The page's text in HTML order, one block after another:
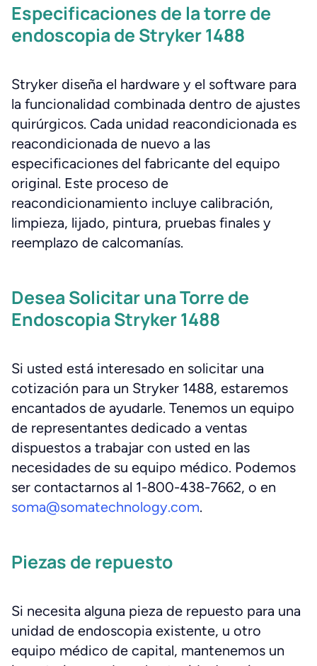
Especificaciones de la torre de
endoscopia de Stryker 1488
Stryker diseña el hardware y el software para
la funcionalidad combinada dentro de ajustes
quirúrgicos. Cada unidad reacondicionada es
reacondicionada de nuevo a las
especificaciones del fabricante del equipo
original. Este proceso de
reacondicionamiento incluye calibración,
limpieza, lijado, pintura, pruebas finales y
reemplazo de calcomanías.
Desea Solicitar una Torre de
Endoscopia Stryker 1488
Si usted está interesado en solicitar una
cotización para un Stryker 1488, estaremos
encantados de ayudarle. Tenemos un equipo
de representantes dedicado a ventas
dispuestos a trabajar con usted en las
necesidades de su equipo médico. Podemos
ser contactarnos al 1-800-438-7662, o en
soma@somatechnology.com.
Piezas de repuesto
Si necesita alguna pieza de repuesto para una
unidad de endoscopia existente, u otro
equipo médico de capital, mantenemos un